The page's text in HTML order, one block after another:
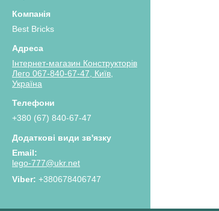
Best Bricks
Інтернет-магазин Конструкторів
Лего 067-840-67-47, Київ,
Україна
+380 (67) 840-67-47
lego-777@ukr.net
+380678406747